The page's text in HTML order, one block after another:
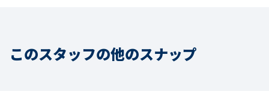
このスタッフの他のスナップ